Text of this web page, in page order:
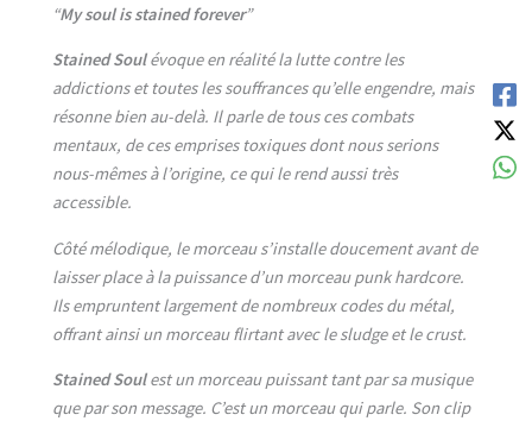
“My soul is stained forever”
Stained Soulévoque en réalité la lutte contre les
addictions et toutes les souffrances qu’elle engendre, mais
résonne bien au-delà. Il parle de tous ces combats
mentaux, de ces emprises toxiques dont nous serions
nous-mêmes à l’origine, ce qui le rend aussi très
accessible.
Côté mélodique, le morceau s’installe doucement avant de
laisser place à la puissance d’un morceau punk hardcore.
Ils empruntent largement de nombreux codes du métal,
offrant ainsi un morceau flirtant avec le sludge et le crust.
Stained Soulest un morceau puissant tant par sa musique
que par son message. C’est un morceau qui parle. Son clip